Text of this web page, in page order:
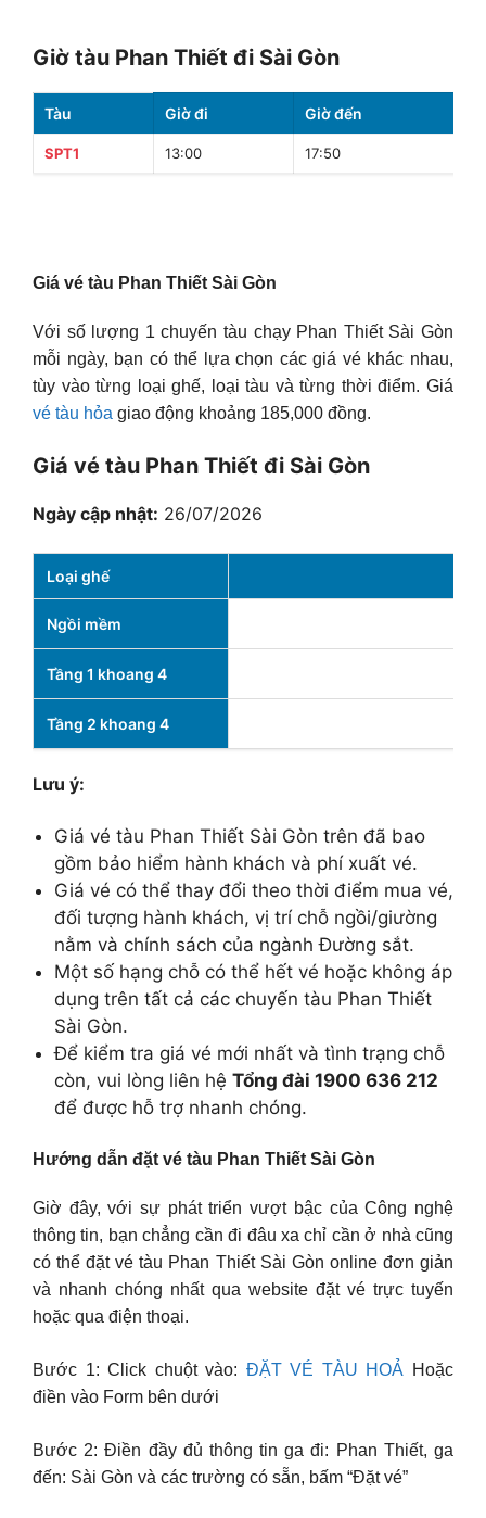
Giờ tàu Phan Thiết đi Sài Gòn
Tàu Giờ đi Giờ đến
SPT1 13:00 17:50
Giá vé tàu Phan Thiết Sài Gòn
Với số lượng 1 chuyến tàu chạy Phan Thiết Sài Gòn
mỗi ngày, bạn có thể lựa chọn các giá vé khác nhau,
tùy vào từng loại ghế, loại tàu và từng thời điểm. Giá
vé tàu hỏa giao động khoảng 185,000 đồng.
Giá vé tàu Phan Thiết đi Sài Gòn
Ngày cập nhật: 26/07/2026
Loại ghế
Ngồi mềm
Tầng 1 khoang 4
Tầng 2 khoang 4
Lưu ý:
Giá vé tàu Phan Thiết Sài Gòn trên đã bao
gồm bảo hiểm hành khách và phí xuất vé.
Giá vé có thể thay đổi theo thời điểm mua vé,
đối tượng hành khách, vị trí chỗ ngồi/giường
nằm và chính sách của ngành Đường sắt.
Một số hạng chỗ có thể hết vé hoặc không áp
dụng trên tất cả các chuyến tàu Phan Thiết
Sài Gòn.
Để kiểm tra giá vé mới nhất và tình trạng chỗ
còn, vui lòng liên hệ Tổng đài 1900 636 212
để được hỗ trợ nhanh chóng.
Hướng dẫn đặt vé tàu Phan Thiết Sài Gòn
Giờ đây, với sự phát triển vượt bậc của Công nghệ
thông tin, bạn chẳng cần đi đâu xa chỉ cần ở nhà cũng
có thể đặt vé tàu Phan Thiết Sài Gòn online đơn giản
và nhanh chóng nhất qua website đặt vé trực tuyến
hoặc qua điện thoại.
Bước 1: Click chuột vào: ĐẶT VÉ TÀU HOẢ Hoặc
điền vào Form bên dưới
Bước 2: Điền đầy đủ thông tin ga đi: Phan Thiết, ga
đến: Sài Gòn và các trường có sẵn, bấm “Đặt vé”